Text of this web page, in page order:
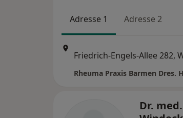
Adresse 1 Adresse 2
Dr.